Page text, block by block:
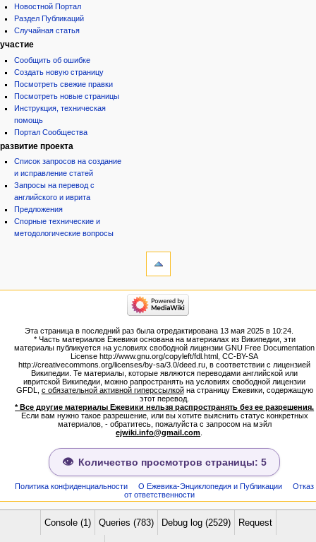
Новостной Портал
Раздел Публикаций
Случайная статья
участие
Сообщить об ошибке
Создать новую страницу
Посмотреть свежие правки
Посмотреть новые страницы
Инструкция, техническая
помощь
Портал Сообщества
развитие проекта
Список запросов на создание
и исправление статей
Запросы на перевод с
английского и иврита
Предложения
Спорные технические и
методологические вопросы
Версия
для
Постоянная
ссылка
Сведения
о странице
категории
Народ
Проекты
Проекты/Участники/
дополнения
Публикации:Авторы
Публикации:Статьи по типу
Темы
ежевиковый куст
ЕжеВиКа,Еврейская Вики-
ЕжеВиКа-ТаНаХ
ЕжеВиКа-Публикации
ЕжеВиКа-Книги (бумажные и
электронные), аудиокурсы,
навигация
Эта страница в последний раз была отредактирована 13 мая 2025 в 10:24.
* Часть материалов Ежевики основана на материалах из Википедии, эти
материалы публикуется на условиях свободной лицензии GNU Free Documentation
License http://www.gnu.org/copyleft/fdl.html, CC-BY-SA
http://creativecommons.org/licenses/by-sa/3.0/deed.ru, в соответствии с лицензией
Википедии. Те материалы, которые являются переводами английской или
ивритской Википедии, можно рапространять на условиях свободной лицензии
GFDL, с обязательной активной гиперссылкойна страницу Ежевики, содержащую
этот перевод.
* Все другие материалы Ежевики нельзя распространять без ее разрешения.
Если вам нужно такое разрешение, или вы хотите выяснить статус конкретных
материалов, - обратитесь, пожалуйста с запросом на мэйл
ejwiki.info@gmail.com
Количество просмотров страницы: 5
Политика конфиденциальности О Ежевика-Энциклопедия и Публикации
Отказ
от ответственности
Console (1) Queries (783) Debug log (2529) Request